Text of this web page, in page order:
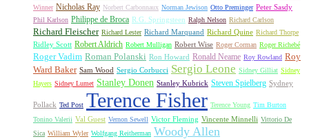
Winner Nicholas Ray Norbert Carbonnaux Norman Jewison Otto Preminger Peter Sasdy
Phil Karlson Philippe de Broca R.G. Springsteen Ralph Nelson Richard Carlson
Richard Fleischer Richard Lester Richard Marquand Richard Quine Richard Thorpe
Ridley Scott Robert Aldrich Robert Mulligan Robert Wise Roger Corman Roger Richebé
Roger Vadim Roman Polanski Ron Howard Ronald Neame Roy Rowland Roy
Ward Baker Sam Wood Sergio Corbucci Sergio Leone Sidney Gilliat Sidney
Hayers Sidney Lumet Stanley Donen Stanley Kubrick Steven Spielberg Sydney
Pollack Ted Post Terence Fisher Terence Young Tim Burton
Tonino Valerii Val Guest Vernon Sewell Victor Fleming Vincente Minnelli Vittorio De
Sica William Wyler Wolfgang Reitherman Woody Allen